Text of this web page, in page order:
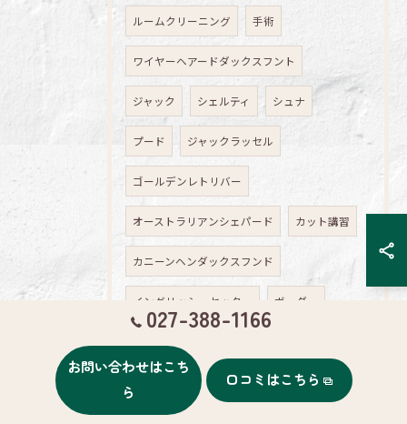
ルームクリーニング 手術
ワイヤーヘアードダックスフント
ジャック シェルティ シュナ
プード ジャックラッセル
ゴールデンレトリバー
オーストラリアンシェパード カット講習
カニーンヘンダックスフンド
イングリッシュセッター ボーダー
ポーリッシュローランドシープードッグ
027-388-1166
お問い合わせはこち
ら
口コミはこちら